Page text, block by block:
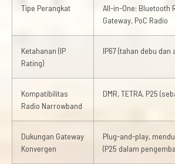
Tipe Perangkat
All-in-One: Bluetooth
Gateway, PoC Radio
Ketahanan (IP
Rating)
IP67 (tahan debu dan
Kompatibilitas
Radio Narrowband
DMR, TETRA, P25
Dukungan Gateway
Konvergen
Plug-and-play,
(P25 dalam